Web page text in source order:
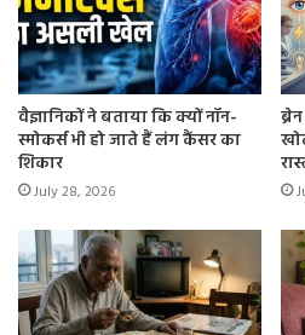
और माइग्रेन को रोकने के लिए डीप
एक्सरसाइज की मदद ले सकते हैं।
हाइड्रेटेड रहना
डिहाइड्रेशन कुछ लोगों में माइग्रेन को
हाइड्रेटेड रहने और माइग्रेन के अटैक
पूरे दिन खूब पानी पिएं।
सही पॉइश्चर
वैज्ञानिकों ने बताया कि क्यों नॉन-
स्मोकर्स भी हो जाते हैं लंग कैंसर का
शिकार
July 28, 2026